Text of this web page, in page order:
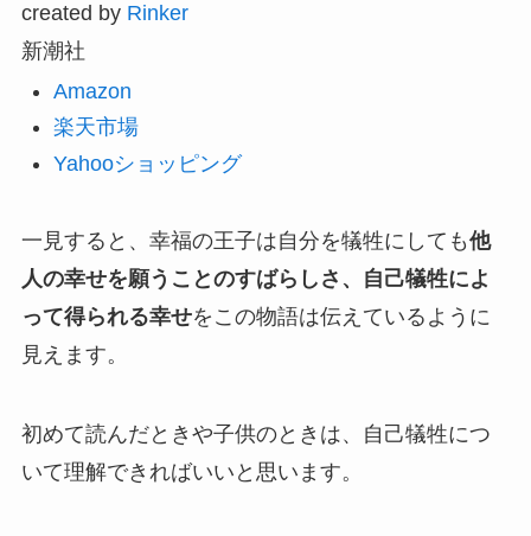
created by Rinker
新潮社
Amazon
楽天市場
Yahooショッピング
一見すると、幸福の王子は自分を犠牲にしても他
人の幸せを願うことのすばらしさ、自己犠牲によ
って得られる幸せをこの物語は伝えているように
見えます。
初めて読んだときや子供のときは、自己犠牲につ
いて理解できればいいと思います。